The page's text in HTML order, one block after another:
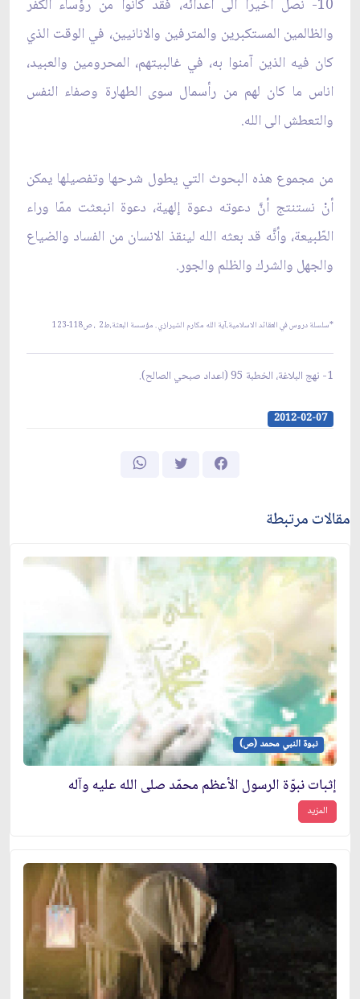
10- نصل أخيراً الى اعدائه، فقد كانوا من رؤساء الكفر
والظالمين المستكبرين والمترفين والانانيين، في الوقت الذي
كان فيه الذين آمنوا به، في غالبيتهم، المحرومين والعبيد،
اناس ما كان لهم من رأسمال سوى الطهارة وصفاء النفس
والتعطش الى الله.
من مجموع هذه البحوث التي يطول شرحها وتفصيلها يمكن
أنْ نستنتج أنَّ دعوته دعوة إلهية، دعوة انبعثت ممّا وراء
الطّبيعة، وأنَّه قد بعثه الله لينقذ الانسان من الفساد والضياع
والجهل والشرك والظلم والجور.
*سلسلة دروس في العقائد الاسلامية،آية الله مكارم الشيرازي . مؤسسة البعثة،ط2 ، ص118-123
1- نهج البلاغة، الخطبة 95 (اعداد صبحي الصالح).
2012-02-07
مقالات مرتبطة
نبوة النبي محمد (ص)
إثبات نبوّة الرسول الأعظم محمّد صلى الله عليه وآله
المزيد